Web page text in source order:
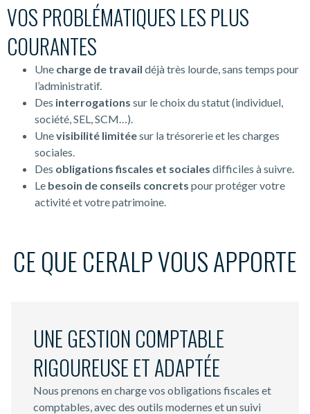
VOS PROBLÉMATIQUES LES PLUS
COURANTES
Une charge de travail déjà très lourde, sans temps pour
l’administratif.
Des interrogations sur le choix du statut (individuel,
société, SEL, SCM…).
Unevisibilité limitéesur la trésorerie et les charges
sociales.
Des obligations fiscales et sociales difficiles à suivre.
Le besoin de conseils concrets pour protéger votre
activité et votre patrimoine.
CE QUE CERALP VOUS APPORTE
UNE GESTION COMPTABLE
RIGOUREUSE ET ADAPTÉE
Nous prenons en charge vos obligations fiscales et
comptables, avec des outils modernes et un suivi